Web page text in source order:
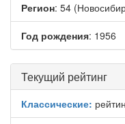
Регион: 54
Год рождения: 1956
Текущий рейтинг
Классические: